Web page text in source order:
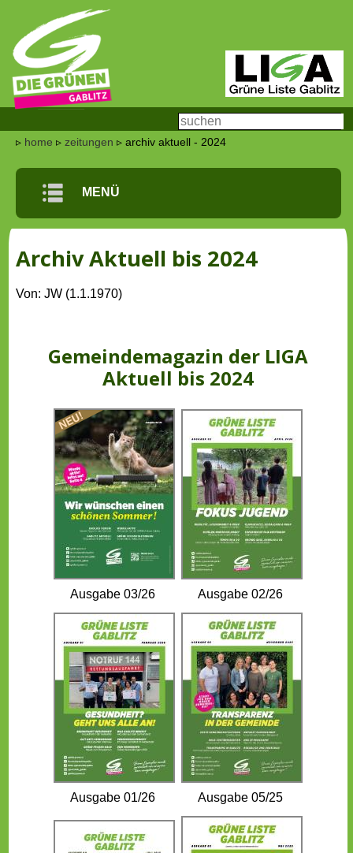
▹ home ▹ zeitungen ▹ archiv aktuell - 2024
m MENÜ
Archiv Aktuell bis 2024
Von: JW (1.1.1970)
Gemeindemagazin der LIGA
Aktuell bis 2024
Ausgabe 03/26 Ausgabe 02/26
Ausgabe 01/26 Ausgabe 05/25